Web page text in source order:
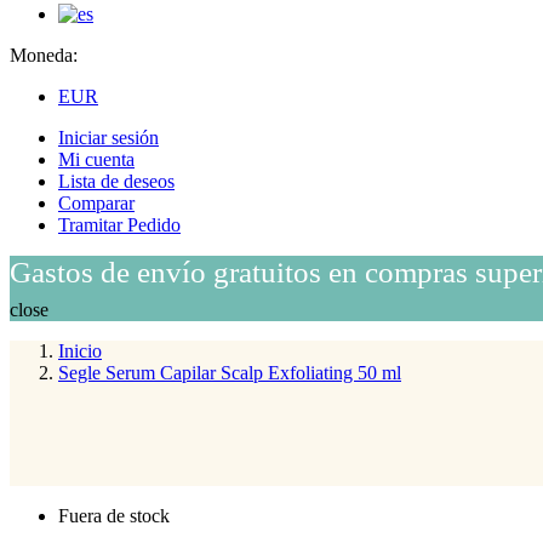
Moneda:
EUR
Iniciar sesión
Mi cuenta
Lista de deseos
Comparar
Tramitar Pedido
Gastos de envío gratuitos en compras
close
Inicio
Segle Serum Capilar Scalp Exfoliating 50 ml
Fuera de stock